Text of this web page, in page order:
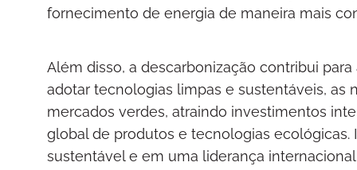
fornecimento de energia de maneira mais
Além disso, a descarbonização contribui
adotar tecnologias limpas e sustentáveis,
mercados verdes, atraindo investimentos
global de produtos e tecnologias
sustentável e em uma liderança